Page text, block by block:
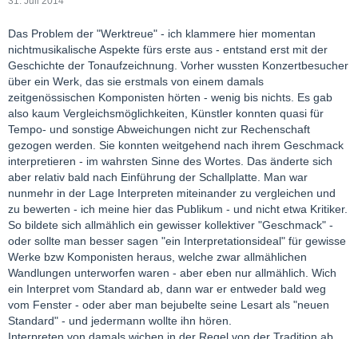
Das Problem der "Werktreue" - ich klammere hier momentan
nichtmusikalische Aspekte fürs erste aus - entstand erst mit der
Geschichte der Tonaufzeichnung. Vorher wussten Konzertbesucher
über ein Werk, das sie erstmals von einem damals
zeitgenössischen Komponisten hörten - wenig bis nichts. Es gab
also kaum Vergleichsmöglichkeiten, Künstler konnten quasi für
Tempo- und sonstige Abweichungen nicht zur Rechenschaft
gezogen werden. Sie konnten weitgehend nach ihrem Geschmack
interpretieren - im wahrsten Sinne des Wortes. Das änderte sich
aber relativ bald nach Einführung der Schallplatte. Man war
nunmehr in der Lage Interpreten miteinander zu vergleichen und
zu bewerten - ich meine hier das Publikum - und nicht etwa Kritiker.
So bildete sich allmählich ein gewisser kollektiver "Geschmack" -
oder sollte man besser sagen "ein Interpretationsideal" für gewisse
Werke bzw Komponisten heraus, welche zwar allmählichen
Wandlungen unterworfen waren - aber eben nur allmählich. Wich
ein Interpret vom Standard ab, dann war er entweder bald weg
vom Fenster - oder aber man bejubelte seine Lesart als "neuen
Standard" - und jedermann wollte ihn hören.